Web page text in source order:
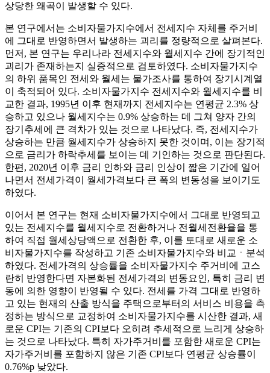
상당한 왜곡이 발생할 수 있다.
본 연구에서는 소비자물가지수에서 전세지수 자체를 주거비
에 그대로 반영하면서 발생하는 괴리를 정량적으로 살펴본다.
먼저, 본 연구는 우리나라 전세지수와 월세지수 간에 장기적인
괴리가 존재하는지 실증적으로 검토하였다. 소비자물가지수
의 하위 품목인 전세와 월세는 물가조사를 통하여 장기시계열
이 축적되어 있다. 소비자물가지수 전세지수와 월세지수를 비
교한 결과, 1995년 이후 현재까지 전세지수는 연평균 2.3% 상
승하고 있으나 월세지수는 0.9% 상승하는 데 그쳐 양자 간의
장기추세에 큰 격차가 있는 것으로 나타났다. 즉, 전세지수가
상승하는 만큼 월세지수가 상승하지 못한 것이며, 이는 장기적
으로 금리가 하락추세를 보이는 데 기인하는 것으로 판단된다.
한편, 2020년 이후 금리 인하와 금리 인상이 짧은 기간에 일어
나면서 전세가격이 월세가격보다 큰 폭의 변동성을 보이기도
하였다.
이어서 본 연구는 현재 소비자물가지수에서 그대로 반영되고
있는 전세지수를 월세지수로 전환하거나 전월세전환율을 통
하여 직접 월세상당액으로 전환한 후, 이를 토대로 새로운 소
비자물가지수를 작성하고 기존 소비자물가지수와 비교ㆍ분석
하였다. 전세가격의 상승률을 소비자물가지수 주거비에 고스
란히 반영한다면 자본화된 전세가격의 변동요인, 특히 금리 변
동에 의한 영향이 반영될 수 있다. 전세를 가격 그대로 반영하
고 있는 현재의 산출 방식을 주택으로부터의 서비스 비용을 측
정하는 방식으로 교정하여 소비자물가지수를 시산한 결과, 새
로운 CPI는 기존의 CPI보다 오히려 추세적으로 느리게 상승하
는 것으로 나타났다. 특히 자가주거비를 포함한 새로운 CPI는
자가주거비를 포함하지 않은 기존 CPI보다 연평균 상승률이
0.76%p 낮았다.